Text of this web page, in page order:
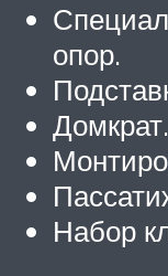
опор.
Домкрат.
Набор